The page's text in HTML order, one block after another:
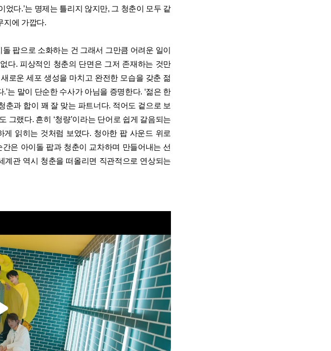
었다.’는 명제는 틀리지 않지만, 그 청춘이 모두 같
지에 가깝다.
팝으로 소화하는 건 그래서 그만큼 어려운 일이
다. 피상적인 청춘의 단면은 그저 존재하는 것만
로운 세포 생성을 마치고 완전한 모습을 갖춘 젊
는 말이 단순한 수사가 아님을 증명한다. ‘젊은 한
춘과 합이 꽤 잘 맞는 파트너다. 적어도 겉으로 보
그랬다. 흔히 ‘청량’이라는 단어로 쉽게 갈음되는
읽히는 것처럼 보였다. 청아한 팝 사운드 위로
은 아이돌 팝과 청춘이 교차하며 만들어내는 선
계관 역시 청춘을 떠올리면 직관적으로 연상되는